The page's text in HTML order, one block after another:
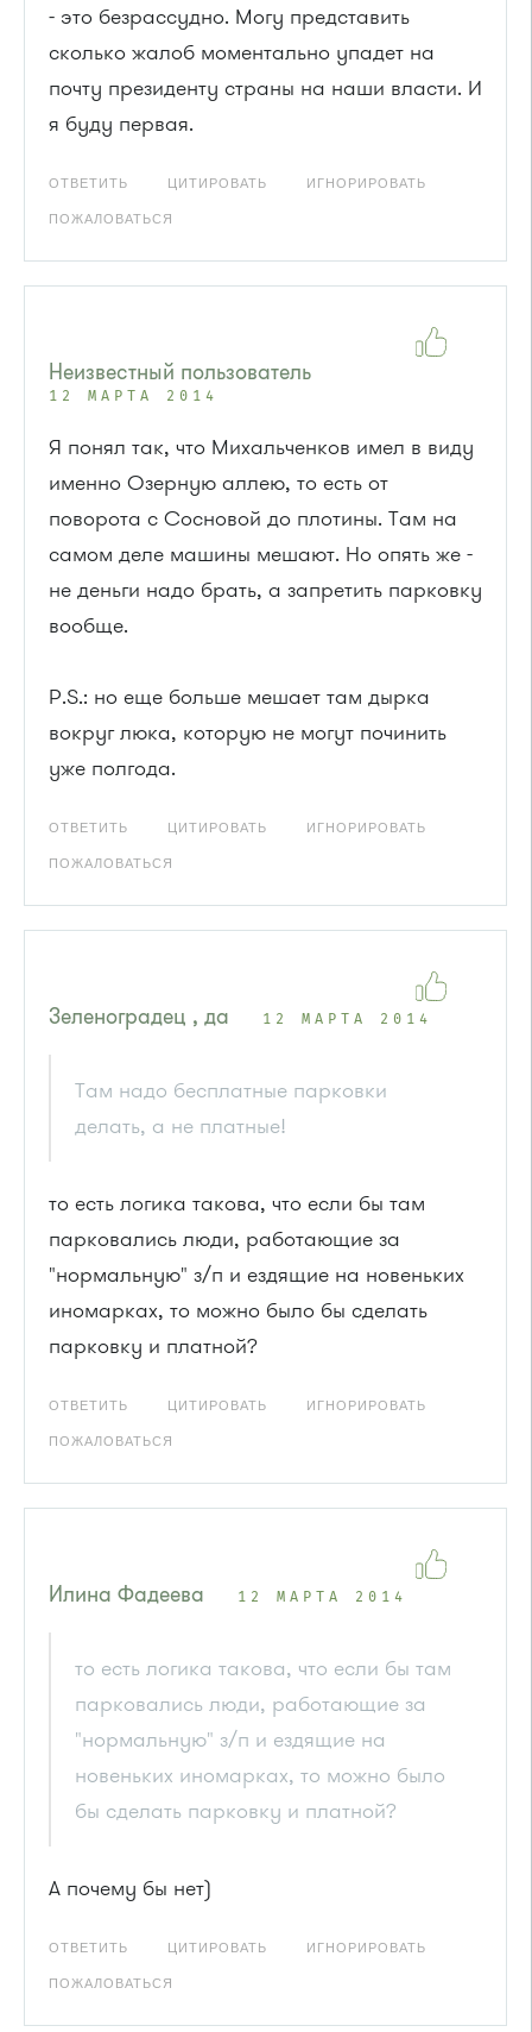
- это безрассудно. Могу представить
сколько жалоб моментально упадет на
почту президенту страны на наши власти. И
я буду первая.
ОТВЕТИТЬ ЦИТИРОВАТЬ ИГНОРИРОВАТЬ
ПОЖАЛОВАТЬСЯ
Неизвестный пользователь
12 МАРТА 2014
Я понял так, что Михальченков имел в виду
именно Озерную аллею, то есть от
поворота с Сосновой до плотины. Там на
самом деле машины мешают. Но опять же -
не деньги надо брать, а запретить парковку
вообще.
P.S.: но еще больше мешает там дырка
вокруг люка, которую не могут починить
уже полгода.
ОТВЕТИТЬ ЦИТИРОВАТЬ ИГНОРИРОВАТЬ
ПОЖАЛОВАТЬСЯ
Зеленоградец , да 12 МАРТА 2014
Там надо бесплатные парковки
делать, а не платные!
то есть логика такова, что если бы там
парковались люди, работающие за
"нормальную" з/п и ездящие на новеньких
иномарках, то можно было бы сделать
парковку и платной?
ОТВЕТИТЬ ЦИТИРОВАТЬ ИГНОРИРОВАТЬ
ПОЖАЛОВАТЬСЯ
Илина Фадеева 12 МАРТА 2014
то есть логика такова, что если бы там
парковались люди, работающие за
"нормальную" з/п и ездящие на
новеньких иномарках, то можно было
бы сделать парковку и платной?
А почему бы нет)
ОТВЕТИТЬ ЦИТИРОВАТЬ ИГНОРИРОВАТЬ
ПОЖАЛОВАТЬСЯ